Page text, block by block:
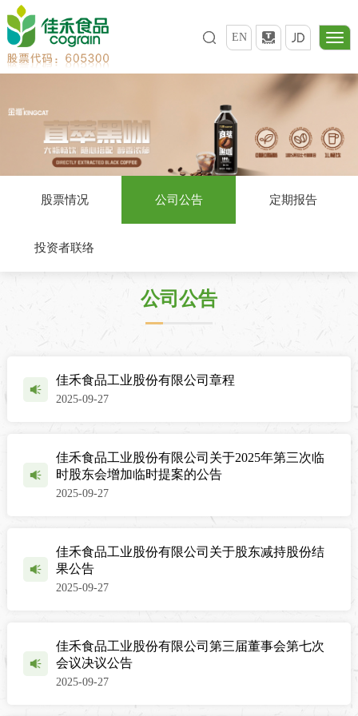
EN
股票情况 公司公告 定期报告
投资者联络
公司公告
佳禾食品工业股份有限公司章程
2025-09-27
佳禾食品工业股份有限公司关于2025年第三次临
时股东会增加临时提案的公告
2025-09-27
佳禾食品工业股份有限公司关于股东减持股份结
果公告
2025-09-27
佳禾食品工业股份有限公司第三届董事会第七次
会议决议公告
2025-09-27